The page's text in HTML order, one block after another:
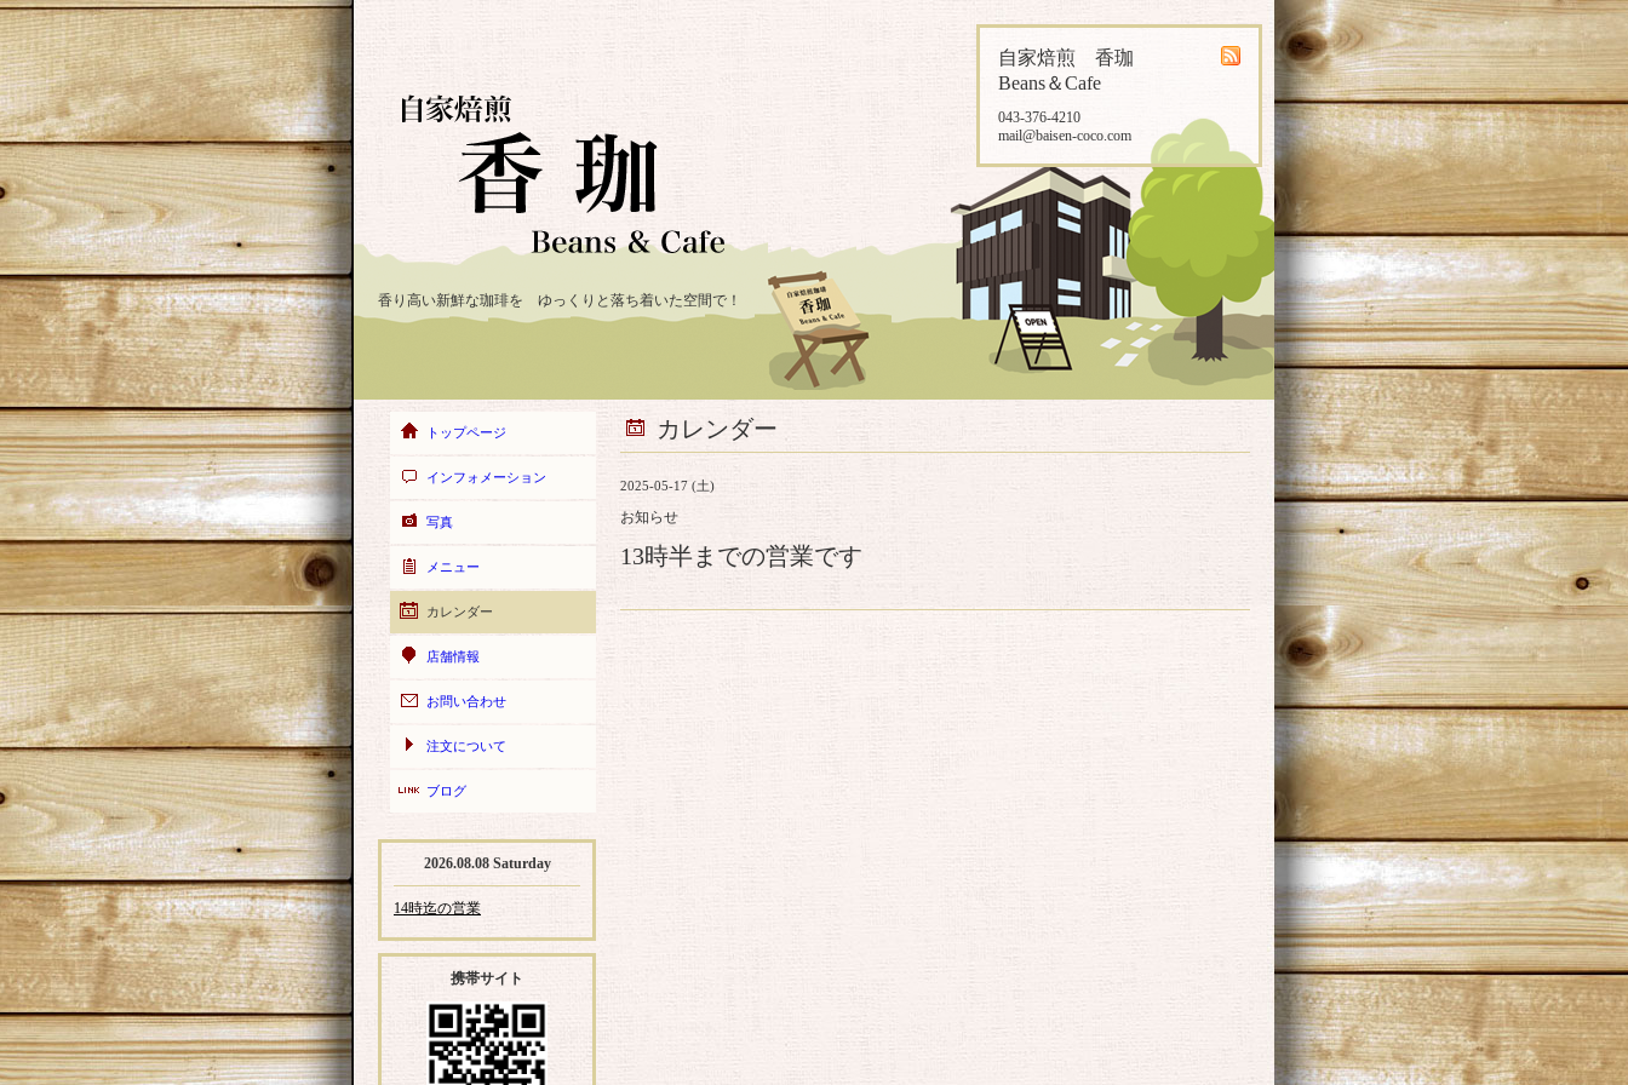
自家焙煎 香珈
Beans＆Cafe
043-376-4210
mail@baisen-coco.com
香り高い新鮮な珈琲を ゆっくりと落ち着いた空間で！
カレンダー
2025-05-17 (土)
お知らせ
13時半までの営業です
トップページ
インフォメーション
写真
メニュー
カレンダー
店舗情報
お問い合わせ
注文について
ブログ
2026.08.08 Saturday
14時迄の営業
携帯サイト